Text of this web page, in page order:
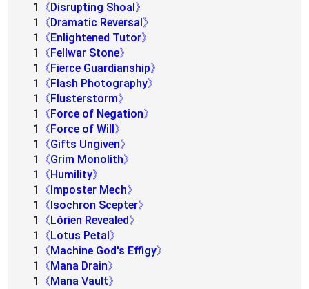
1
《Disrupting Shoal》
1
《Dramatic Reversal》
1
《Enlightened Tutor》
1
《Fellwar Stone》
1
《Fierce Guardianship》
1
《Flash Photography》
1
《Flusterstorm》
1
《Force of Negation》
1
《Force of Will》
1
《Gifts Ungiven》
1
《Grim Monolith》
1
《Humility》
1
《Imposter Mech》
1
《Isochron Scepter》
1
《Lórien Revealed》
1
《Lotus Petal》
1
《Machine God's Effigy》
1
《Mana Drain》
1
《Mana Vault》